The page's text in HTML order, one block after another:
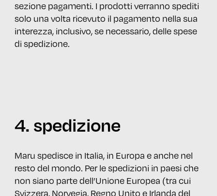
sezione pagamenti. I prodotti verranno spediti
solo una volta ricevuto il pagamento nella sua
interezza, inclusivo, se necessario, delle spese
di spedizione.
4. spedizione
Maru spedisce in Italia, in Europa e anche nel
resto del mondo. Per le spedizioni in paesi che
non siano parte dell’Unione Europea (tra cui
Svizzera, Norvegia, Regno Unito e Irlanda del